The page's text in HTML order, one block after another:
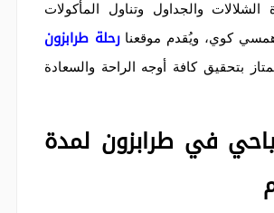
الشلالات والجداول وتناول المأكولات
كوي، ويُقدم موقعنارحلة طرابزون
بتحقيق كافة أوجه الراحة والسعادة
في طرابزون لمدة